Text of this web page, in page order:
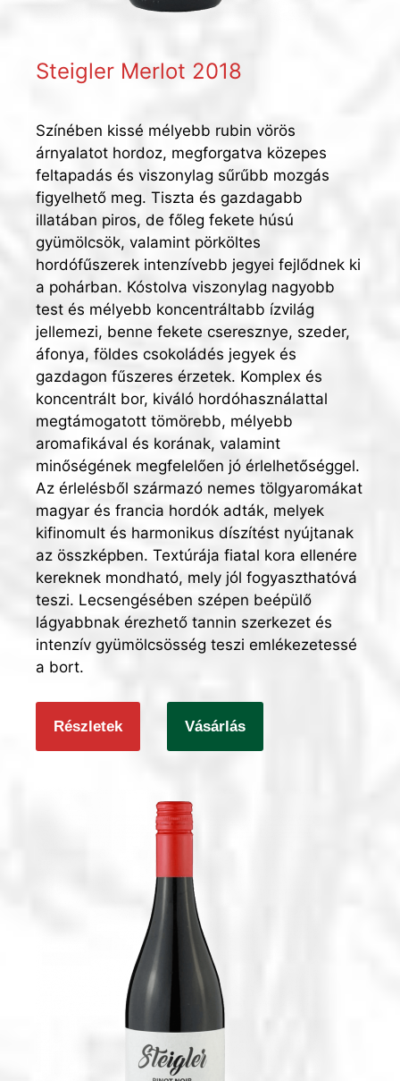
Steigler Merlot 2018
Színében kissé mélyebb rubin vörös
árnyalatot hordoz, megforgatva közepes
feltapadás és viszonylag sűrűbb mozgás
figyelhető meg. Tiszta és gazdagabb
illatában piros, de főleg fekete húsú
gyümölcsök, valamint pörköltes
hordófűszerek intenzívebb jegyei fejlődnek ki
a pohárban. Kóstolva viszonylag nagyobb
test és mélyebb koncentráltabb ízvilág
jellemezi, benne fekete cseresznye, szeder,
áfonya, földes csokoládés jegyek és
gazdagon fűszeres érzetek. Komplex és
koncentrált bor, kiváló hordóhasználattal
megtámogatott tömörebb, mélyebb
aromafikával és korának, valamint
minőségének megfelelően jó érlelhetőséggel.
Az érlelésből származó nemes tölgyaromákat
magyar és francia hordók adták, melyek
kifinomult és harmonikus díszítést nyújtanak
az összképben. Textúrája fiatal kora ellenére
kereknek mondható, mely jól fogyaszthatóvá
teszi. Lecsengésében szépen beépülő
lágyabbnak érezhető tannin szerkezet és
intenzív gyümölcsösség teszi emlékezetessé
a bort.
Részletek Vásárlás